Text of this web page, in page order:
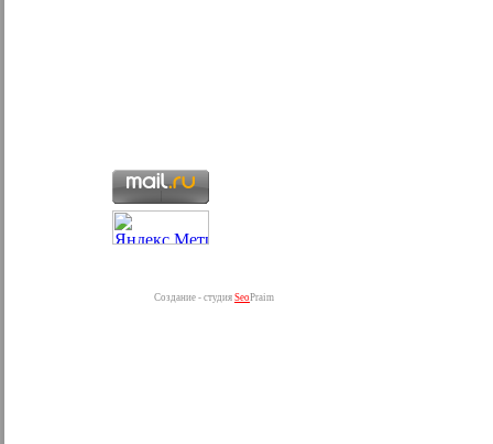
Создание - студия SeoPraim